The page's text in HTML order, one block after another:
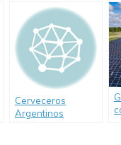
auto Start-Stop
Cerveceros
Argentinos